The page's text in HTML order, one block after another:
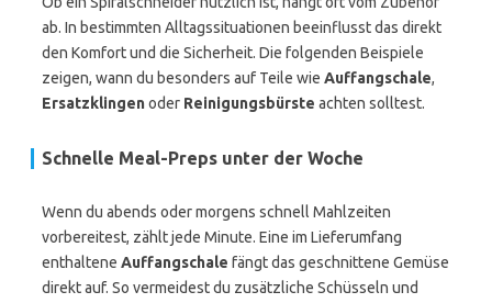
ab. In bestimmten Alltagssituationen beeinflusst das direkt
den Komfort und die Sicherheit. Die folgenden Beispiele
zeigen, wann du besonders auf Teile wie Auffangschale,
Ersatzklingenoder Reinigungsbürste achten solltest.
Schnelle Meal-Preps unter der Woche
Wenn du abends oder morgens schnell Mahlzeiten
vorbereitest, zählt jede Minute. Eine im Lieferumfang
enthaltene Auffangschale fängt das geschnittene Gemüse
direkt auf. So vermeidest du zusätzliche Schüsseln und